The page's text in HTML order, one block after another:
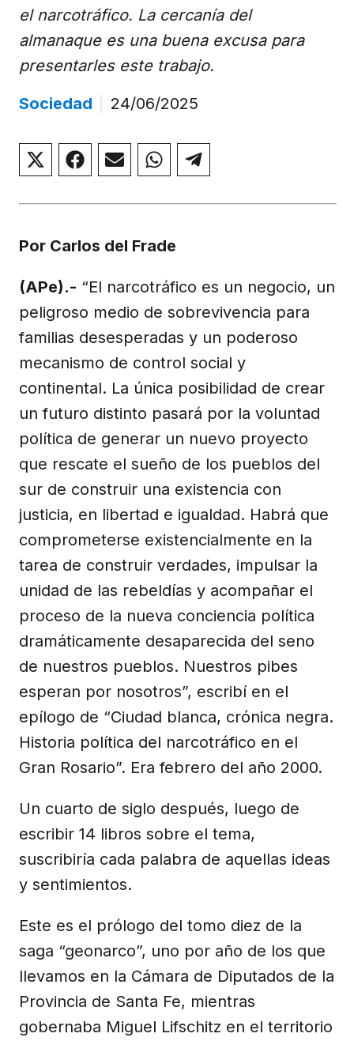
el narcotráfico. La cercanía del
almanaque es una buena excusa para
presentarles este trabajo.
Sociedad
24/06/2025
Compartir
en
(Twitter)
Compartir
en
Compartir
en
Compartir
en
Compartir
en
Por Carlos del Frade
(APe).- “El narcotráfico es un negocio, un
peligroso medio de sobrevivencia para
familias desesperadas y un poderoso
mecanismo de control social y
continental. La única posibilidad de crear
un futuro distinto pasará por la voluntad
política de generar un nuevo proyecto
que rescate el sueño de los pueblos del
sur de construir una existencia con
justicia, en libertad e igualdad. Habrá que
comprometerse existencialmente en la
tarea de construir verdades, impulsar la
unidad de las rebeldías y acompañar el
proceso de la nueva conciencia política
dramáticamente desaparecida del seno
de nuestros pueblos. Nuestros pibes
esperan por nosotros”, escribí en el
epílogo de “Ciudad blanca, crónica negra.
Historia política del narcotráfico en el
Gran Rosario”. Era febrero del año 2000.
Un cuarto de siglo después, luego de
escribir 14 libros sobre el tema,
suscribiría cada palabra de aquellas ideas
y sentimientos.
Este es el prólogo del tomo diez de la
saga “geonarco”, uno por año de los que
llevamos en la Cámara de Diputados de la
Provincia de Santa Fe, mientras
gobernaba Miguel Lifschitz en el territorio